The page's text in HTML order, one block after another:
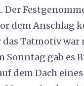
dem Anschlag
das Tatmotiv war
Sonntag gab es
dem Dach